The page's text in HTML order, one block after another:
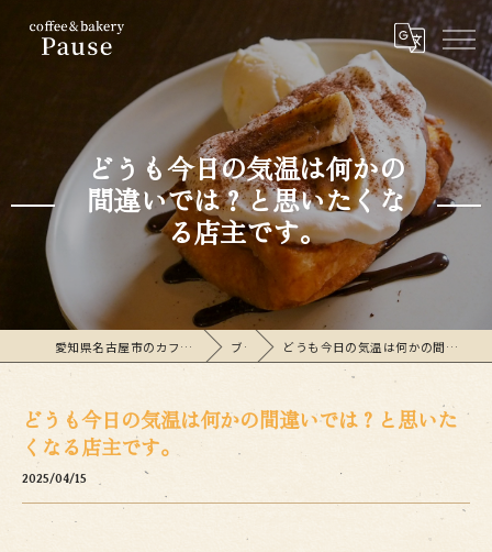
どうも今日の気温は何かの
間違いでは？と思いたくな
る店主です。
愛知県名古屋市のカフェならcoffee&bakeryPause ブログ どうも今日の気温は何かの間違いでは？と思いたくなる店主です。
どうも今日の気温は何かの間違いでは？と思いた
くなる店主です。
2025/04/15